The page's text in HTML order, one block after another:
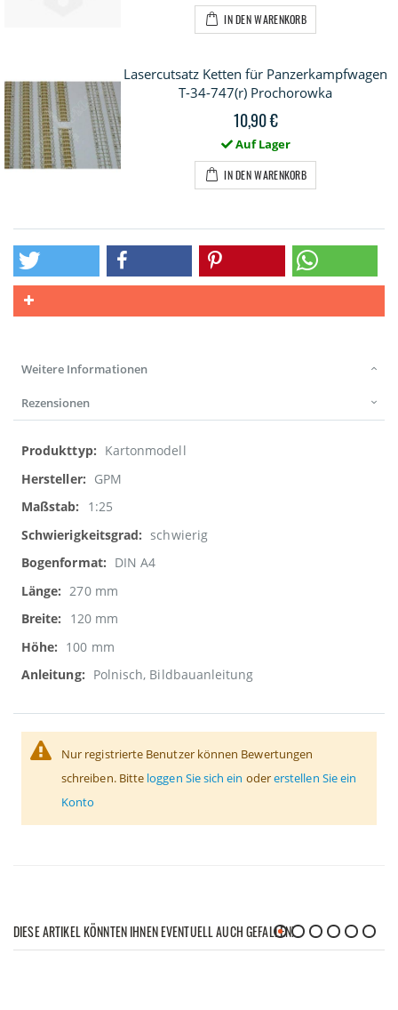
IN DEN WARENKORB
Lasercutsatz Ketten für Panzerkampfwagen
T-34-747(r) Prochorowka
10,90 €
Auf Lager
IN DEN WARENKORB
Weitere Informationen
Rezensionen
Weitere
Informationen
Kartonmodell
GPM
1:25
schwierig
DIN A4
270 mm
120 mm
100 mm
Polnisch, Bildbauanleitung
Nur registrierte Benutzer können Bewertungen
schreiben. Bitte loggen Sie sich ein odererstellen Sie ein
Konto
DIESE ARTIKEL KÖNNTEN IHNEN EVENTUELL AUCH GEFALLEN!